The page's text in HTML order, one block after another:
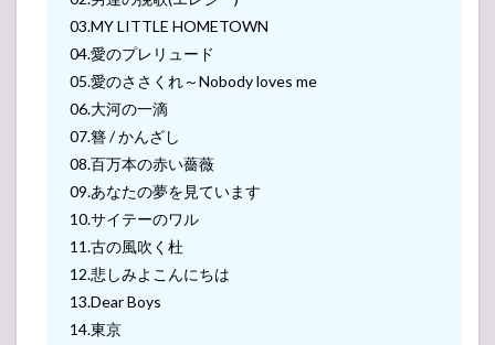
03.MY LITTLE HOMETOWN
04.愛のプレリュード
05.愛のささくれ～Nobody loves me
06.大河の一滴
07.簪 / かんざし
08.百万本の赤い薔薇
09.あなたの夢を見ています
10.サイテーのワル
11.古の風吹く杜
12.悲しみよこんにちは
13.Dear Boys
14.東京